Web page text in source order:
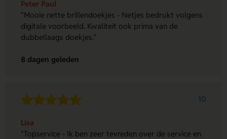
Peter Paul
"Mooie nette brillendoekjes - Netjes bedrukt volgens
digitale voorbeeld. Kwaliteit ook prima van de
dubbellaags doekjes."
8 dagen geleden
10
Lisa
"Topservice - Ik ben zeer tevreden over de service en